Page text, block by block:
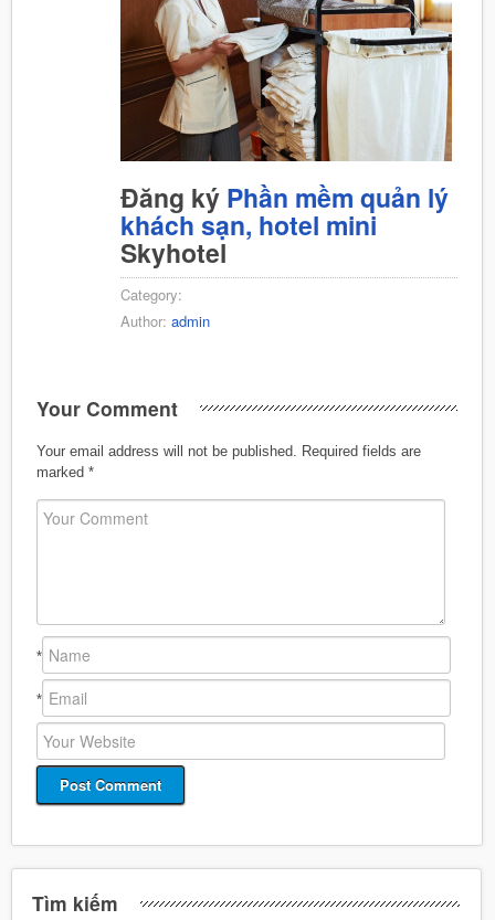
Đăng ký Phần mềm quản lý
khách sạn, hotel mini
Skyhotel
Category:
Author: admin
Your Comment
Your email address will not be published.
Required fields are
marked *
*
*
Tìm kiếm